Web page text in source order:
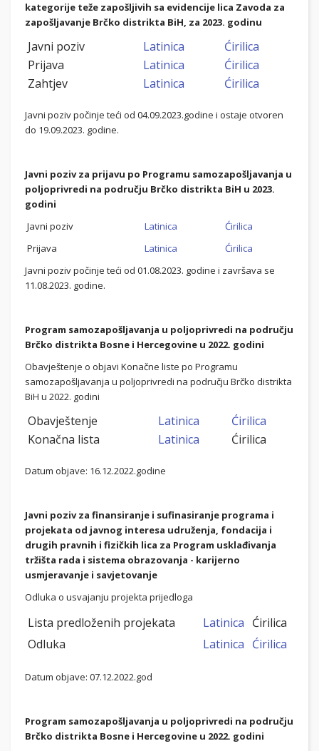
kategorije teže zapošljivih sa evidencije lica Zavoda za
zapošljavanje Brčko distrikta BiH, za 2023. godinu
Javni poziv Latinica
Ćirilica
Prijava
Latinica
Ćirilica
Zahtjev
Latinica Ćirilica
Javni poziv počinje teći od 04.09.2023.godine i ostaje otvoren
do 19.09.2023. godine.
Javni poziv za prijavu po Programu samozapošljavanja u
poljoprivredi na području Brčko distrikta BiH u 2023.
godini
Javni poziv
Latinica
Ćirilica
Prijava
Latinica
Ćirilica
Javni poziv počinje teći od 01.08.2023. godine i završava se
11.08.2023. godine.
Program samozapošljavanja u poljoprivredi na području
Brčko distrikta Bosne i Hercegovine u 2022. godini
Obavještenje o objavi Konačne liste po Programu
samozapošljavanja u poljoprivredi na području Brčko distrikta
BiH u 2022. godini
Obavještenje Latinica
Ćirilica
Konačna lista
Latinica Ćirilica
Datum objave: 16.12.2022.godine
Javni poziv za finansiranje i sufinasiranje programa i
projekata od javnog interesa udruženja, fondacija i
drugih pravnih i fizičkih lica za Program usklađivanja
tržišta rada i sistema obrazovanja - karijerno
usmjeravanje i savjetovanje
Odluka o usvajanju projekta prijedloga
Lista predloženih projekata Latinica Ćirilica
Odluka
Latinica Ćirilica
Datum objave: 07.12.2022.god
Program samozapošljavanja u poljoprivredi na području
Brčko distrikta Bosne i Hercegovine u 2022. godini